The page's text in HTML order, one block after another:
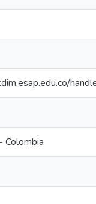
Colombia